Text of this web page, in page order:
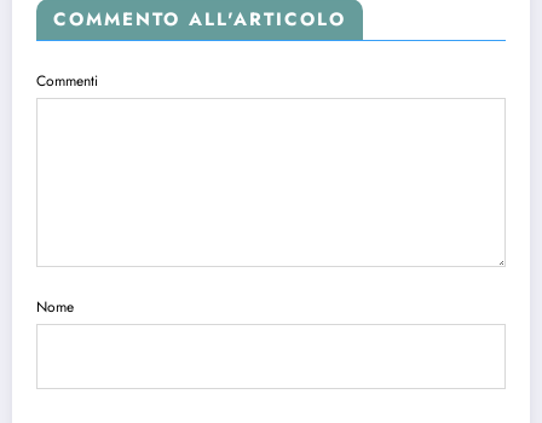
COMMENTO ALL'ARTICOLO
Commenti
Nome